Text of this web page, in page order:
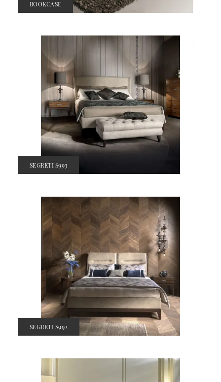
BOOKCASE
SEGRETI S993
SEGRETI S992